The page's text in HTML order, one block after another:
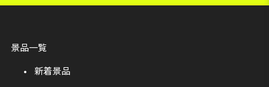
景品一覧
新着景品